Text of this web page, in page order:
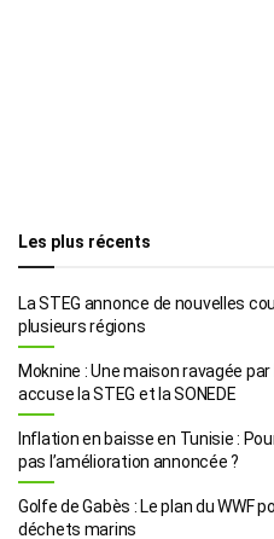
Les plus récents
La STEG annonce de nouvelles
plusieurs régions
Moknine : Une maison ravagée
accuse la STEG et la SONEDE
Inflation en baisse en Tunisie :
pas l’amélioration annoncée ?
Golfe de Gabès : Le plan du WWF
déchets marins